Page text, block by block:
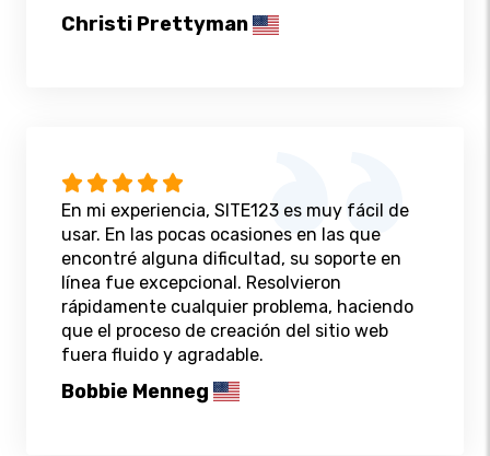
Christi Prettyman
En mi experiencia, SITE123 es muy fácil de
usar. En las pocas ocasiones en las que
encontré alguna dificultad, su soporte en
línea fue excepcional. Resolvieron
rápidamente cualquier problema, haciendo
que el proceso de creación del sitio web
fuera fluido y agradable.
Bobbie Menneg